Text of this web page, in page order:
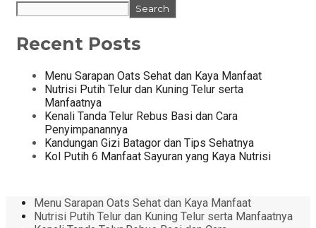
Search
Recent Posts
Menu Sarapan Oats Sehat dan Kaya Manfaat
Nutrisi Putih Telur dan Kuning Telur serta
Manfaatnya
Kenali Tanda Telur Rebus Basi dan Cara
Penyimpanannya
Kandungan Gizi Batagor dan Tips Sehatnya
Kol Putih 6 Manfaat Sayuran yang Kaya Nutrisi
Menu Sarapan Oats Sehat dan Kaya Manfaat
Nutrisi Putih Telur dan Kuning Telur serta Manfaatnya